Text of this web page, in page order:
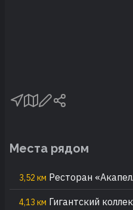
Места рядом
3,52 км Ресторан
4,13 км Гигантский